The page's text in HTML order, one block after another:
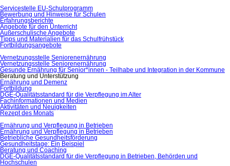
Servicestelle EU-Schulprogramm
Bewerbung und Hinweise für Schulen
Erfahrungsberichte
Angebote für den Unterricht
Außerschulische Angebote
Tipps und Materialien für das Schulfrühstück
Fortbildungsangebote
Vernetzungsstelle Seniorenernährung
Vernetzungsstelle Seniorenernährung
Gesunde Ernährung für Senior*innen - Teilhabe und Integration in der Kommune
Beratung und Unterstützung
Ernährung und Demenz
Fortbildung
DGE-Qualitätsstandard für die Verpflegung im Alter
Fachinformationen und Medien
Aktivitäten und Neuigkeiten
Rezept des Monats
Ernährung und Verpflegung in Betrieben
Ernährung und Verpflegung in Betrieben
Betriebliche Gesundheitsförderung
Gesundheitstage: Ein Beispiel
Beratung und Coaching
DGE-Qualitätsstandard für die Verpflegung in Betrieben, Behörden und
Hochschulen